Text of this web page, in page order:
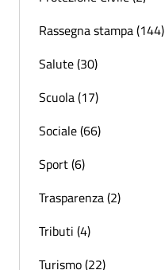
Rassegna stampa (144)
Salute (30)
Scuola (17)
Sociale (66)
Sport (6)
Trasparenza (2)
Tributi (4)
Turismo (22)